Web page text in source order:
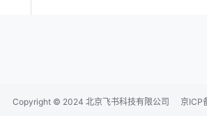
Copyright © 2024 北京飞书科技有限公司 京ICP